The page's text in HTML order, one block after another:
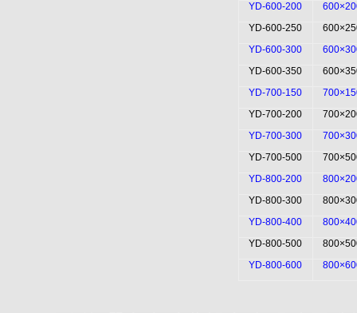
YD-600-200
YD-600-250
YD-600-300
YD-600-350
YD-700-150
YD-700-200
YD-700-300
YD-700-500
YD-800-200
YD-800-300
YD-800-400
YD-800-500
YD-800-600